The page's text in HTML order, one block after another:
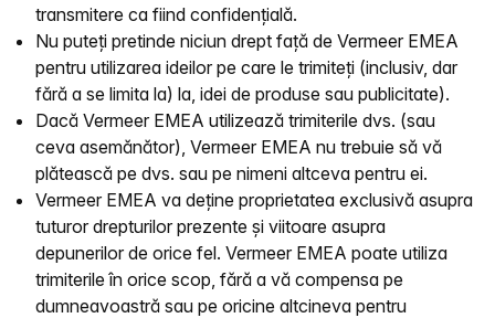
transmitere ca fiind confidențială.
Nu puteți pretinde niciun drept față de Vermeer EMEA
pentru utilizarea ideilor pe care le trimiteți (inclusiv, dar
fără a se limita la) la, idei de produse sau publicitate).
Dacă Vermeer EMEA utilizează trimiterile dvs. (sau
ceva asemănător), Vermeer EMEA nu trebuie să vă
plătească pe dvs. sau pe nimeni altceva pentru ei.
Vermeer EMEA va deține proprietatea exclusivă asupra
tuturor drepturilor prezente și viitoare asupra
depunerilor de orice fel. Vermeer EMEA poate utiliza
trimiterile în orice scop, fără a vă compensa pe
dumneavoastră sau pe oricine altcineva pentru